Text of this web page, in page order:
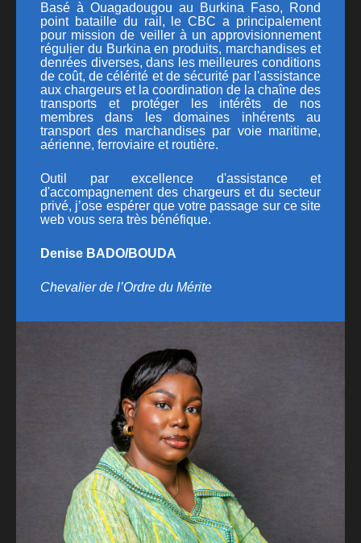
Basé à Ouagadougou au Burkina Faso, Rond
point bataille du rail, le CBC a principalement
pour mission de veiller à un approvisionnement
régulier du Burkina en produits, marchandises et
denrées diverses, dans les meilleures conditions
de coût, de célérité et de sécurité par l'assistance
aux chargeurs et la coordination de la chaîne des
transports et protéger les intérêts de nos
membres dans les domaines inhérents au
transport des marchandises par voie maritime,
aérienne, ferroviaire et routière.
Outil par excellence d'assistance et
d'accompagnement des chargeurs et du secteur
privé, j’ose espérer que votre passage sur ce site
web vous sera très bénéfique.
Denise BADO/BOUDA
Chevalier de l’Ordre du Mérite